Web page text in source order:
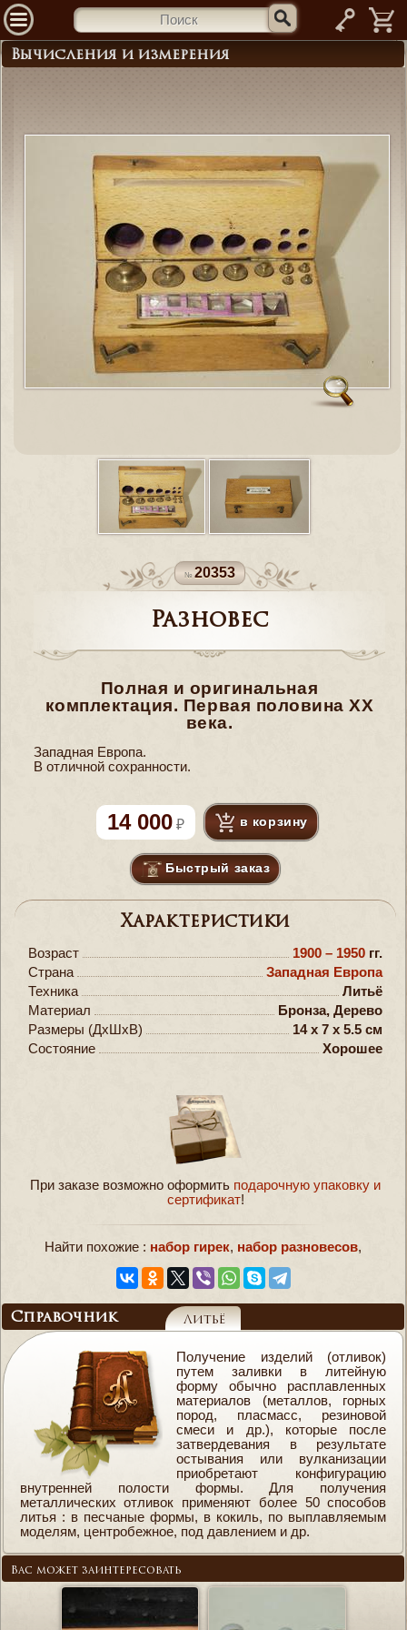
—
Вычисления и измерения
20353
Разновес
Полная и оригинальная
комплектация. Первая половина ХХ
века.
Западная Европа.
В отличной сохранности.
14 000 в корзину
Быстрый заказ
Характеристики
Возраст 1900 – 1950 гг.
Страна
Западная Европа
Техника
Литьё
Материал
Бронза, Дерево
Размеры (ДxШxВ)
14 x 7 x 5.5 см
Состояние
Хорошее
При заказе возможно оформить подарочную упаковку и
сертификат!
Найти похожие : набор гирек, набор разновесов,
Справочник Литьё
Получение изделий (отливок)
путем заливки в литейную
форму обычно расплавленных
материалов (металлов, горных
пород, пласмасс, резиновой
смеси и др.), которые после
затвердевания в результате
остывания или вулканизации
приобретают конфигурацию
внутренней полости формы. Для получения
металлических отливок применяют более 50 способов
литья : в песчаные формы, в кокиль, по выплавляемым
моделям, центробежное, под давлением и др.
Вас может заинтересовать